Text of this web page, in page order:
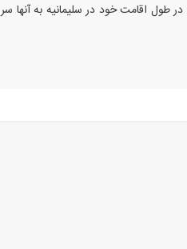
طول اقامت خود در سلیمانیه به آنها سر